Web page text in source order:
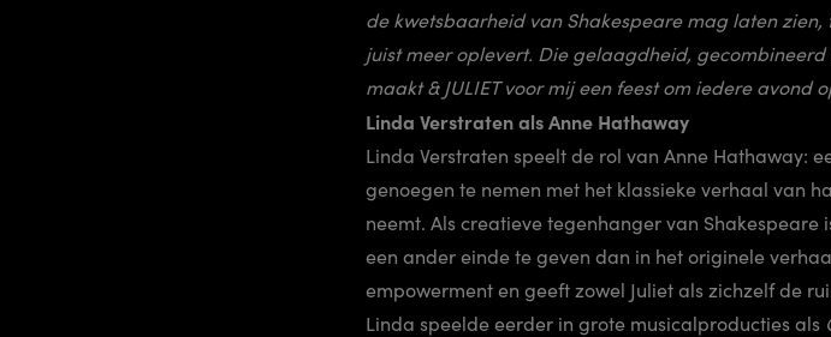
de kwetsbaarheid van Shakespeare mag laten
juist meer oplevert. Die gelaagdheid, gecombineerd
maakt & JULIET voor mij een feest om iedere avond
Linda Verstraten als Anne Hathaway
Linda Verstraten speelt de rol van Anne Hathaway:
genoegen te nemen met het klassieke verhaal van
neemt. Als creatieve tegenhanger van Shakespeare
een ander einde te geven dan in het originele
empowerment en geeft zowel Juliet als zichzelf de
Linda speelde eerder in grote musicalproducties als